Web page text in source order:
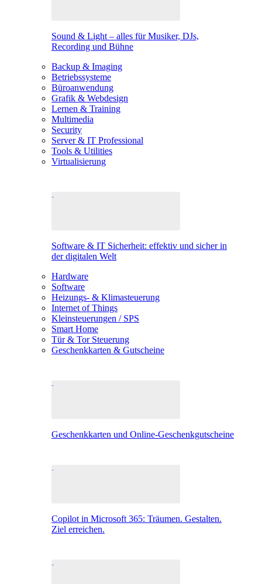
Sound & Light – alles für Musiker, DJs,
Recording und Bühne
Backup & Imaging
Betriebssysteme
Büroanwendung
Grafik & Webdesign
Lernen & Training
Multimedia
Security
Server & IT Professional
Tools & Utilities
Virtualisierung
Software & IT Sicherheit: effektiv und sicher in
der digitalen Welt
Hardware
Software
Heizungs- & Klimasteuerung
Internet of Things
Kleinsteuerungen / SPS
Smart Home
Tür & Tor Steuerung
Geschenkkarten & Gutscheine
Geschenkkarten und Online-Geschenkgutscheine
Copilot in Microsoft 365: Träumen. Gestalten.
Ziel erreichen.